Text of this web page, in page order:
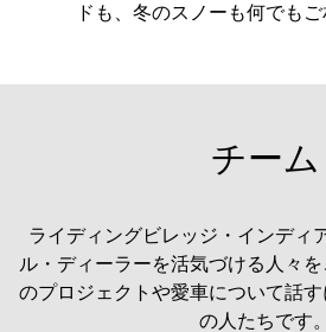
ドも、冬のスノーも何でもご
チーム
ライディングビレッジ・インディ
ル・ディーラーを活気づける人々
のプロジェクトや愛車について話
の人たちです。